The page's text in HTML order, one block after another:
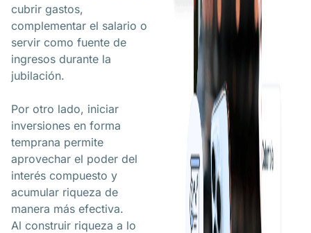
cubrir gastos,
complementar el salario o
servir como fuente de
ingresos durante la
jubilación.
Por otro lado, iniciar
inversiones en forma
temprana permite
aprovechar el poder del
interés compuesto y
acumular riqueza de
manera más efectiva.
Al construir riqueza a lo